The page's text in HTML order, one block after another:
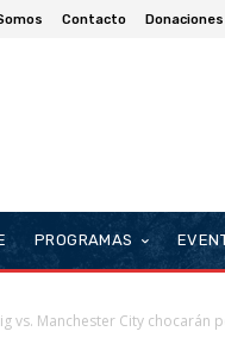
Contacto Donaciones
PROGRAMAS
vs. Manchester City chocarán